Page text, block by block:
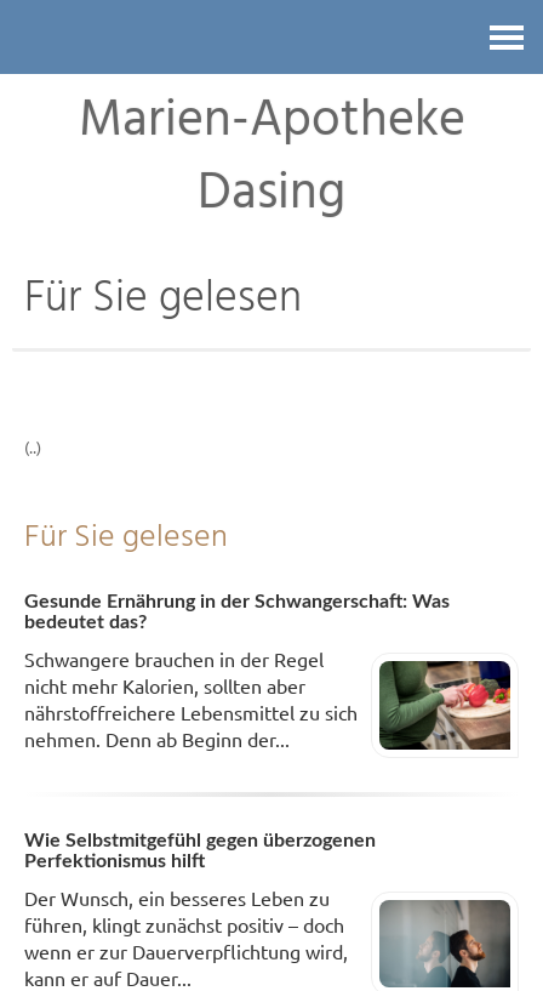
Marien-Apotheke
Dasing
Für Sie gelesen
(..)
Für Sie gelesen
Gesunde Ernährung in der Schwangerschaft: Was
bedeutet das?
Schwangere brauchen in der Regel
nicht mehr Kalorien, sollten aber
nährstoffreichere Lebensmittel zu sich
nehmen. Denn ab Beginn der...
Wie Selbstmitgefühl gegen überzogenen
Perfektionismus hilft
Der Wunsch, ein besseres Leben zu
führen, klingt zunächst positiv – doch
wenn er zur Dauerverpflichtung wird,
kann er auf Dauer...